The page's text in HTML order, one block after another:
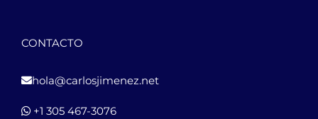
CONTACTO
hola@carlosjimenez.net
+1 305 467-3076